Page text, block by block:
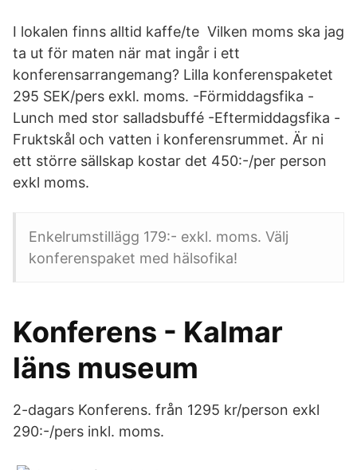
I lokalen finns alltid kaffe/te Vilken moms ska jag
ta ut för maten när mat ingår i ett
konferensarrangemang? Lilla konferenspaketet
295 SEK/pers exkl. moms. -Förmiddagsfika -
Lunch med stor salladsbuffé -Eftermiddagsfika -
Fruktskål och vatten i konferensrummet. Är ni
ett större sällskap kostar det 450:-/per person
exkl moms.
Enkelrumstillägg 179:- exkl. moms. Välj
konferenspaket med hälsofika!
Konferens - Kalmar
läns museum
2-dagars Konferens. från 1295 kr/person exkl
290:-/pers inkl. moms.